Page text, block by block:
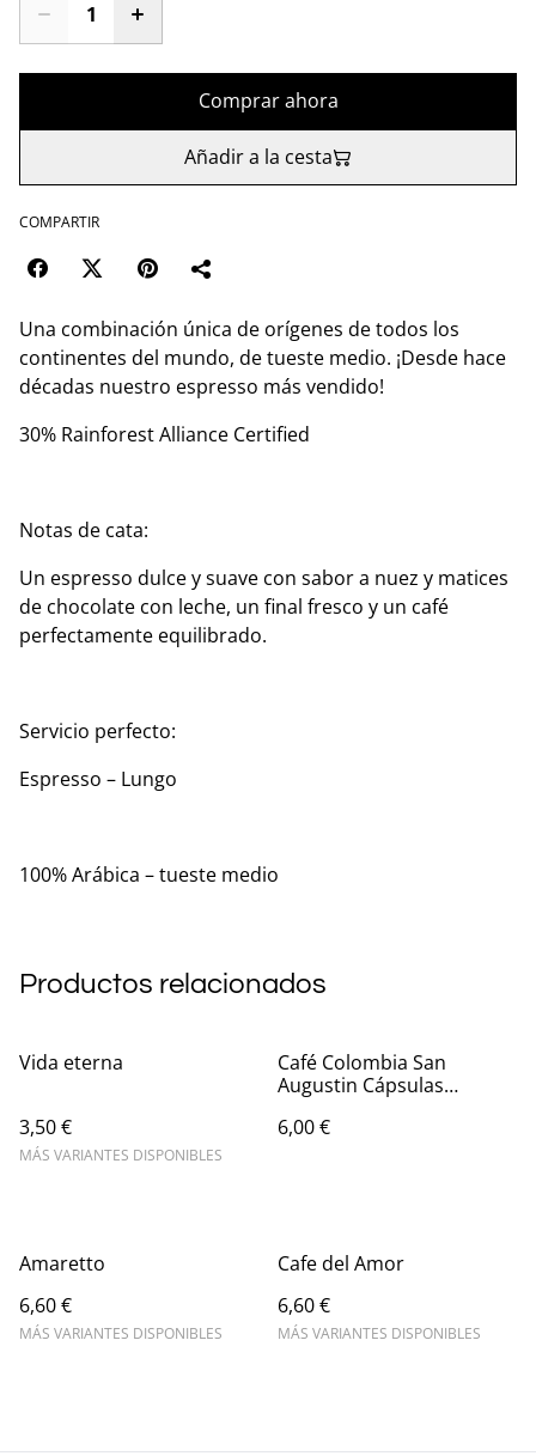
Comprar ahora
Añadir a la cesta
COMPARTIR
Una combinación única de orígenes de todos los
continentes del mundo, de tueste medio. ¡Desde hace
décadas nuestro espresso más vendido!
30% Rainforest Alliance Certified
Notas de cata:
Un espresso dulce y suave con sabor a nuez y matices
de chocolate con leche, un final fresco y un café
perfectamente equilibrado.
Servicio perfecto:
Espresso – Lungo
100% Arábica – tueste medio
Productos relacionados
Vida eterna
3,50 €
MÁS VARIANTES DISPONIBLES
Café Colombia San
Augustin Cápsulas
6,00 €
Amaretto
6,60 €
MÁS VARIANTES DISPONIBLES
Cafe del Amor
6,60 €
MÁS VARIANTES DISPONIBLES